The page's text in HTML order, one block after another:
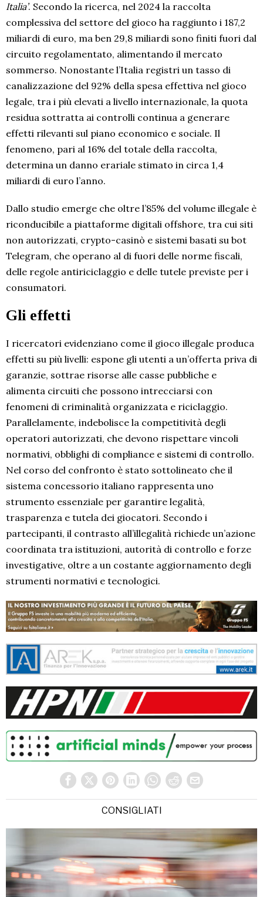
Italia’. Secondo la ricerca, nel 2024 la raccolta
complessiva del settore del gioco ha raggiunto i 187,2
miliardi di euro, ma ben 29,8 miliardi sono finiti fuori dal
circuito regolamentato, alimentando il mercato
sommerso. Nonostante l’Italia registri un tasso di
canalizzazione del 92% della spesa effettiva nel gioco
legale, tra i più elevati a livello internazionale, la quota
residua sottratta ai controlli continua a generare
effetti rilevanti sul piano economico e sociale. Il
fenomeno, pari al 16% del totale della raccolta,
determina un danno erariale stimato in circa 1,4
miliardi di euro l’anno.
Dallo studio emerge che oltre l’85% del volume illegale è
riconducibile a piattaforme digitali offshore, tra cui siti
non autorizzati, crypto-casinò e sistemi basati su bot
Telegram, che operano al di fuori delle norme fiscali,
delle regole antiriciclaggio e delle tutele previste per i
consumatori.
Gli effetti
I ricercatori evidenziano come il gioco illegale produca
effetti su più livelli: espone gli utenti a un’offerta priva di
garanzie, sottrae risorse alle casse pubbliche e
alimenta circuiti che possono intrecciarsi con
fenomeni di criminalità organizzata e riciclaggio.
Parallelamente, indebolisce la competitività degli
operatori autorizzati, che devono rispettare vincoli
normativi, obblighi di compliance e sistemi di controllo.
Nel corso del confronto è stato sottolineato che il
sistema concessorio italiano rappresenta uno
strumento essenziale per garantire legalità,
trasparenza e tutela dei giocatori. Secondo i
partecipanti, il contrasto all’illegalità richiede un’azione
coordinata tra istituzioni, autorità di controllo e forze
investigative, oltre a un costante aggiornamento degli
strumenti normativi e tecnologici.
CONSIGLIATI